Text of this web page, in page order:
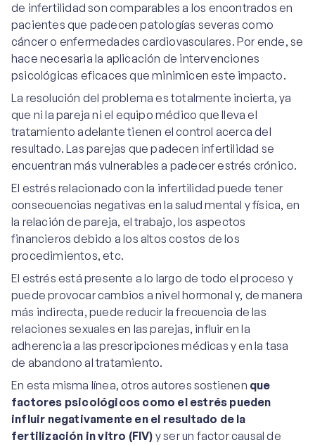
de infertilidad son comparables a los encontrados en
pacientes que padecen patologías severas como
cáncer o enfermedades cardiovasculares. Por ende, se
hace necesaria la aplicación de intervenciones
psicológicas eficaces que minimicen este impacto.
La resolución del problema es totalmente incierta, ya
que ni la pareja ni el equipo médico que lleva el
tratamiento adelante tienen el control acerca del
resultado. Las parejas que padecen infertilidad se
encuentran más vulnerables a padecer estrés crónico.
El estrés relacionado con la infertilidad puede tener
consecuencias negativas en la salud mental y física, en
la relación de pareja, el trabajo, los aspectos
financieros debido a los altos costos de los
procedimientos, etc.
El estrés está presente a lo largo de todo el proceso y
puede provocar cambios a nivel hormonal y, de manera
más indirecta, puede reducir la frecuencia de las
relaciones sexuales en las parejas, influir en la
adherencia a las prescripciones médicas y en la tasa
de abandono al tratamiento.
En esta misma línea, otros autores sostienen que
factores psicológicos como el estrés pueden
influir negativamente en el resultado de la
fertilización in vitro (FIV) y ser un factor causal de